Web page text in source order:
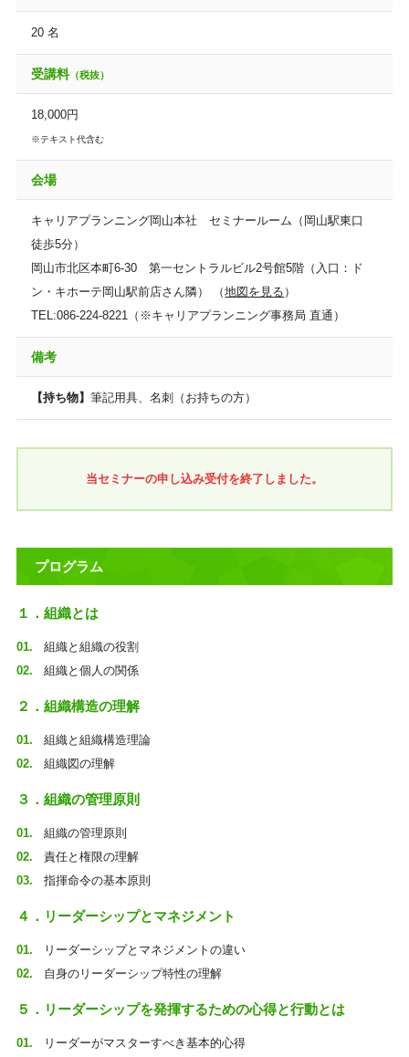
20 名
受講料（税抜）
18,000円
※テキスト代含む
会場
キャリアプランニング岡山本社 セミナールーム（岡山駅東口
徒歩5分）
岡山市北区本町6-30 第一セントラルビル2号館5階（入口：ド
ン・キホーテ岡山駅前店さん隣） （地図を見る ）
TEL:086-224-8221（※キャリアプランニング事務局 直通）
備考
【持ち物】筆記用具、名刺（お持ちの方）
当セミナーの申し込み受付を終了しました。
プログラム
１．組織とは
組織と組織の役割
組織と個人の関係
２．組織構造の理解
組織と組織構造理論
組織図の理解
３．組織の管理原則
組織の管理原則
責任と権限の理解
指揮命令の基本原則
４．リーダーシップとマネジメント
リーダーシップとマネジメントの違い
自身のリーダーシップ特性の理解
５．リーダーシップを発揮するための心得と行動とは
リーダーがマスターすべき基本的心得